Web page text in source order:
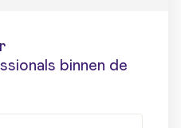
binnen de